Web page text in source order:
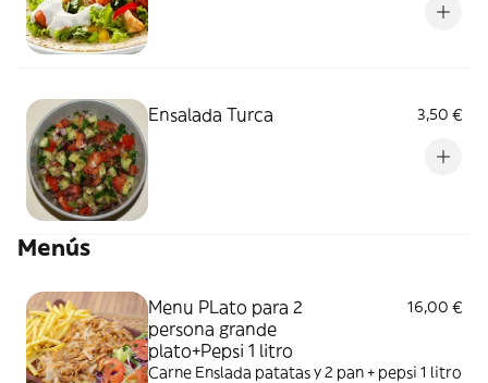
Ensalada Turca 3,50 €
Menús
Menu PLato para 2
persona grande
plato+Pepsi 1 litro
16,00 €
Carne Enslada patatas y 2 pan + pepsi 1 litro